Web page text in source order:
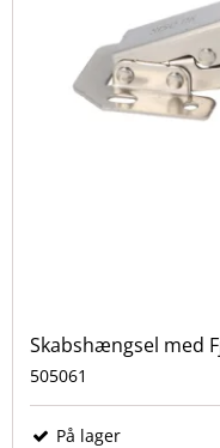
Skabshængsel med
505061
På lager